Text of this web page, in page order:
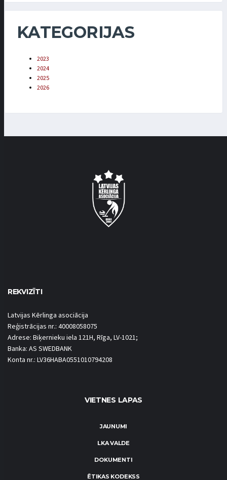
KATEGORIJAS
2023
2024
2025
2026
REKVIZĪTI
Latvijas Kērlinga asociācija
Reģistrācijas nr.: 40008058075
Adrese: Biķernieku iela 121H, Rīga, LV-1021;
Banka: AS SWEDBANK
Konta nr.: LV36HABA0551010794208
VIETNES LAPAS
JAUNUMI
LKA VALDE
DOKUMENTI
ĒTIKAS KODEKSS